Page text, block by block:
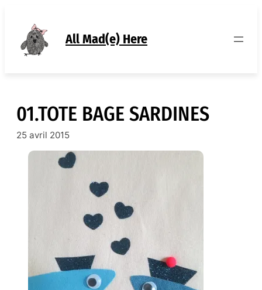
contenu
All Mad(e) Here
01.TOTE BAGE SARDINES
25 avril 2015